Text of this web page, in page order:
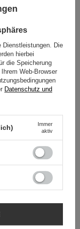
Dienstleistungen. Die
hierbei
die Speicherung
Web-Browser
Datenschutz und
Immer
aktiv